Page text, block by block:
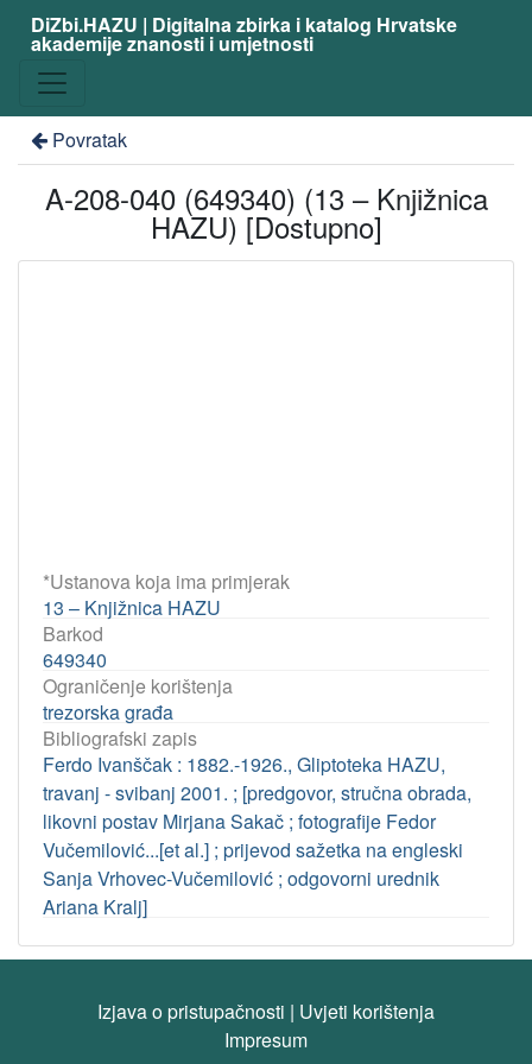
DiZbi.HAZU | Digitalna zbirka i katalog Hrvatske
akademije znanosti i umjetnosti
Povratak
A-208-040 (649340) (13 – Knjižnica
HAZU) [Dostupno]
*Ustanova koja ima primjerak
13 – Knjižnica HAZU
Barkod
649340
Ograničenje korištenja
trezorska građa
Bibliografski zapis
Ferdo Ivanščak : 1882.-1926., Gliptoteka HAZU,
travanj - svibanj 2001. ; [predgovor, stručna obrada,
likovni postav Mirjana Sakač ; fotografije Fedor
Vučemilović...[et al.] ; prijevod sažetka na engleski
Sanja Vrhovec-Vučemilović ; odgovorni urednik
Ariana Kralj]
Izjava o pristupačnosti | Uvjeti korištenja
Impresum